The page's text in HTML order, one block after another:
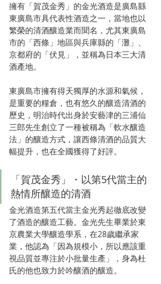
擁有「賀茂金秀」的金光酒造是廣島縣
東廣島市具代表性酒造之一，當地也以
繁榮的清酒釀造業而聞名，尤其東廣島
市的「西條」地區與兵庫縣的「灘」、
京都府的「伏見」，並稱為日本三大清
酒產地。
東廣島市擁有得天獨厚的水源和氣候，
是重要的糧倉，也有悠久的釀造清酒的
歷史，明治時代出身於安藝津的三浦仙
三郎先生創立了一種被稱為「軟水釀造
法」的釀造方式，讓西條清酒的品質大
幅提升，也在全國獲得了好評。
「賀茂金秀」・以第5代當主的
熱情所釀造的清酒
金光酒造第五代當主金光秀起徹底改變
了酒造的釀造工藝。金光先生畢業於東
京農業大學釀造學系，在28歲繼承家
業，他認為「因為規模小，所以應該重
視品質並專注於小批量生產」，身為杜
氏的他也致力於吟釀酒的釀造。